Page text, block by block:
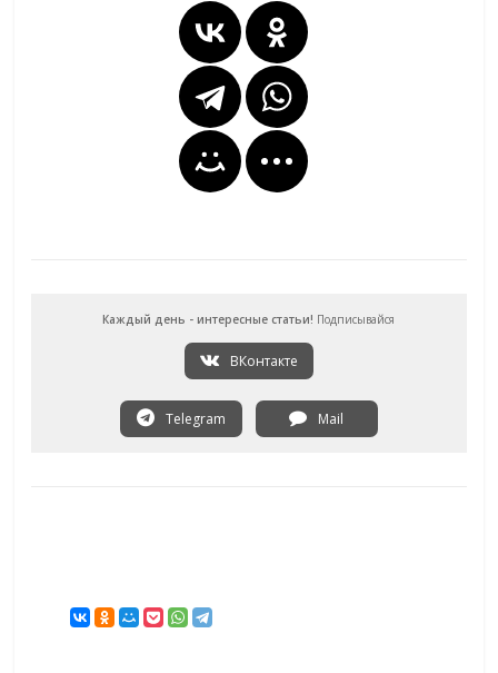
Каждый день - интересные статьи! Подписывайся
ВКонтакте
Telegram Mail